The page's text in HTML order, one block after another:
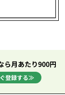
ら月あたり900円
登録する≫